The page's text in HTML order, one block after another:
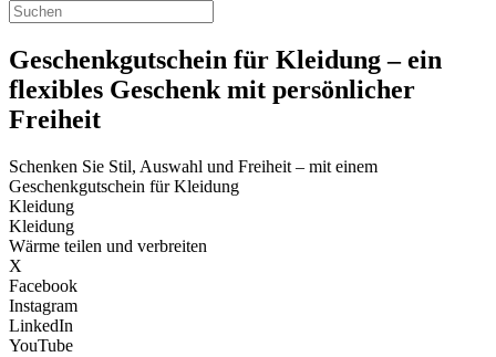
Geschenkgutschein für Kleidung – ein
flexibles Geschenk mit persönlicher
Freiheit
Schenken Sie Stil, Auswahl und Freiheit – mit einem
Geschenkgutschein für Kleidung
Kleidung
Kleidung
Wärme teilen und verbreiten
X
Facebook
Instagram
LinkedIn
YouTube